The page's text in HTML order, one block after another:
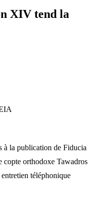
XIV tend la
à la publication de Fiducia
copte orthodoxe Tawadros
téléphonique